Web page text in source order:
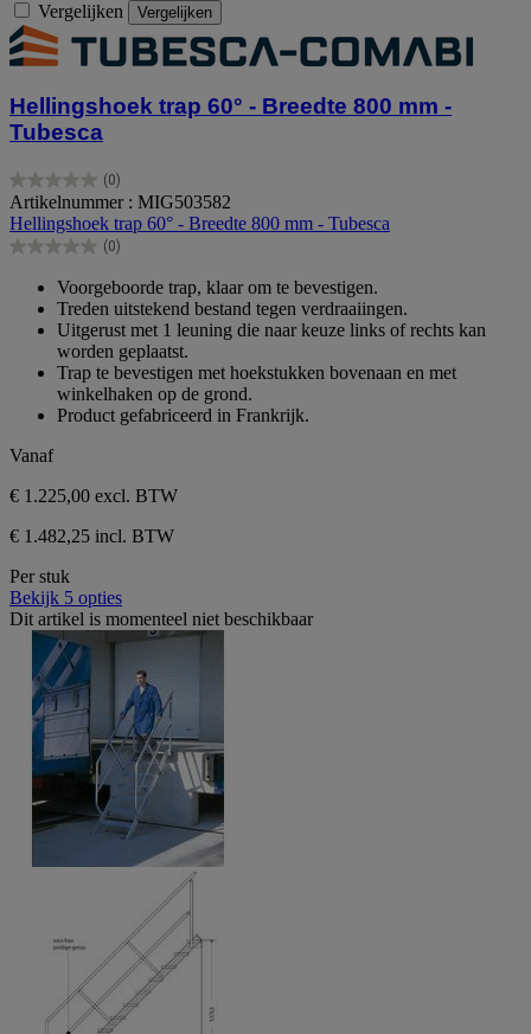
Vergelijken Vergelijken
Hellingshoek trap 60° - Breedte 800 mm -
Tubesca
(0)
0.0
van
de
5
Artikelnummer : MIG503582
Hellingshoek trap 60° - Breedte 800 mm - Tubesca
(0)
0.0
sterren.
Voorgeboorde trap, klaar om te bevestigen.
Treden uitstekend bestand tegen verdraaiingen.
Uitgerust met 1 leuning die naar keuze links of rechts kan
worden geplaatst.
Trap te bevestigen met hoekstukken bovenaan en met
winkelhaken op de grond.
Product gefabriceerd in Frankrijk.
Vanaf
€ 1.225,00 excl. BTW
€ 1.482,25 incl. BTW
Per stuk
Bekijk 5 opties
Dit artikel is momenteel niet beschikbaar